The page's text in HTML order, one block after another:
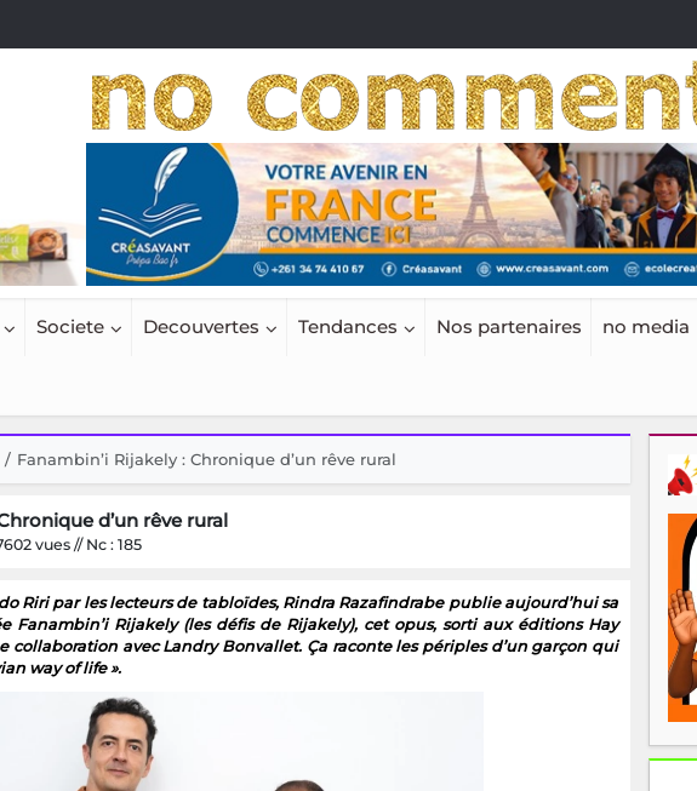
Societe Decouvertes Tendances Nos partenaires no media
Fanambin’i Rijakely : Chronique d’un rêve rural
d’un rêve rural
vues // Nc : 185
Riri par les lecteurs de tabloïdes, Rindra Razafindrabe publie aujourd’hui sa
Fanambin’i Rijakely (les défis de Rijakely), cet opus, sorti aux éditions Hay
collaboration avec Landry Bonvallet. Ça raconte les périples d’un garçon qui
way of life ».